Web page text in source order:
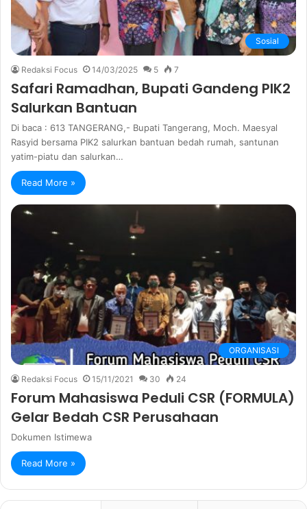
Sosial
Redaksi Focus 14/03/2025 5 7
Safari Ramadhan, Bupati Gandeng PIK2
Salurkan Bantuan
Di baca : 613 TANGERANG,- Bupati Tangerang, Moch. Maesyal
Rasyid bersama PIK2 salurkan bantuan bedah rumah, santunan
yatim-piatu dan salurkan…
Read More »
ORGANISASI
Redaksi Focus 15/11/2021 30 24
Forum Mahasiswa Peduli CSR (FORMULA)
Gelar Bedah CSR Perusahaan
Dokumen Istimewa
Read More »